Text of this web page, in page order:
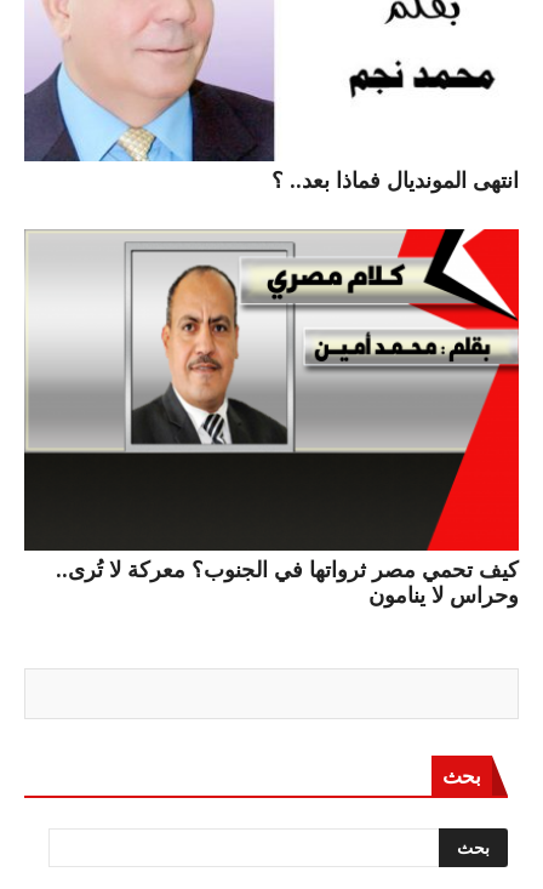
انتهى المونديال فماذا بعد.. ؟
كيف تحمي مصر ثرواتها في الجنوب؟ معركة لا تُرى..
وحراس لا ينامون
بحث